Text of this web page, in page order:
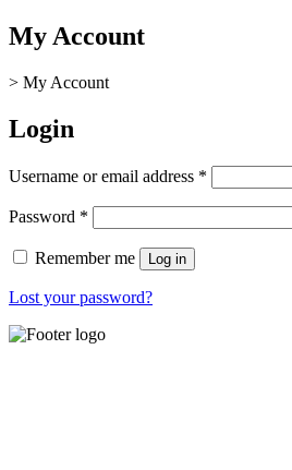
My Account
> My Account
Login
Username or email address *
Password *
Remember me Log in
Lost your password?